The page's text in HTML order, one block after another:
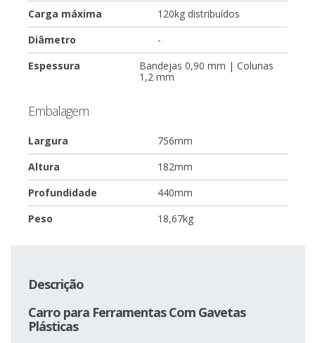
Carga máxima
120kg distribuídos
Diâmetro
-
Espessura
Bandejas 0,90 mm | Colunas
1,2 mm
Embalagem
Largura
756mm
Altura
182mm
Profundidade
440mm
Peso
18,67kg
Descrição
Carro para Ferramentas Com Gavetas
Plásticas